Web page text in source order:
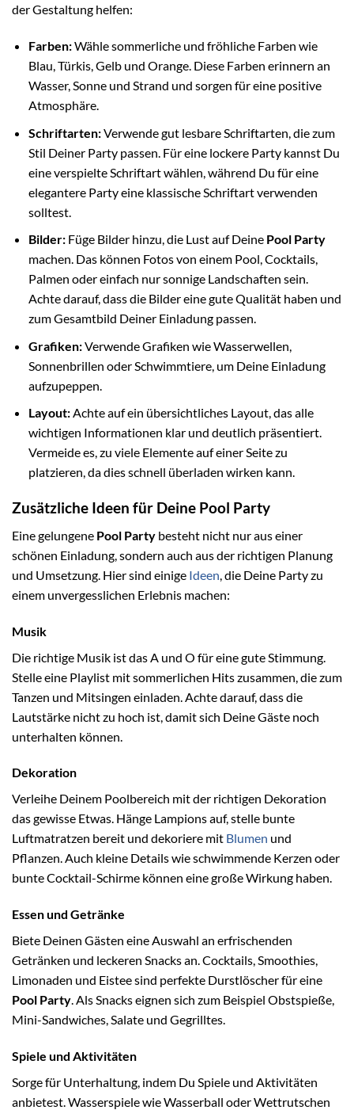
der Gestaltung helfen:
Farben:Wähle sommerliche und fröhliche Farben wie
Blau, Türkis, Gelb und Orange. Diese Farben erinnern an
Wasser, Sonne und Strand und sorgen für eine positive
Atmosphäre.
Schriftarten:Verwende gut lesbare Schriftarten, die zum
Stil Deiner Party passen. Für eine lockere Party kannst Du
eine verspielte Schriftart wählen, während Du für eine
elegantere Party eine klassische Schriftart verwenden
solltest.
Bilder:Füge Bilder hinzu, die Lust auf Deine Pool Party
machen. Das können Fotos von einem Pool, Cocktails,
Palmen oder einfach nur sonnige Landschaften sein.
Achte darauf, dass die Bilder eine gute Qualität haben und
zum Gesamtbild Deiner Einladung passen.
Grafiken:Verwende Grafiken wie Wasserwellen,
Sonnenbrillen oder Schwimmtiere, um Deine Einladung
aufzupeppen.
Layout:Achte auf ein übersichtliches Layout, das alle
wichtigen Informationen klar und deutlich präsentiert.
Vermeide es, zu viele Elemente auf einer Seite zu
platzieren, da dies schnell überladen wirken kann.
Zusätzliche Ideen für Deine Pool Party
Eine gelungene Pool Party besteht nicht nur aus einer
schönen Einladung, sondern auch aus der richtigen Planung
und Umsetzung. Hier sind einige Ideen , die Deine Party zu
einem unvergesslichen Erlebnis machen:
Musik
Die richtige Musik ist das A und O für eine gute Stimmung.
Stelle eine Playlist mit sommerlichen Hits zusammen, die zum
Tanzen und Mitsingen einladen. Achte darauf, dass die
Lautstärke nicht zu hoch ist, damit sich Deine Gäste noch
unterhalten können.
Dekoration
Verleihe Deinem Poolbereich mit der richtigen Dekoration
das gewisse Etwas. Hänge Lampions auf, stelle bunte
Luftmatratzen bereit und dekoriere mit Blumen und
Pflanzen. Auch kleine Details wie schwimmende Kerzen oder
bunte Cocktail-Schirme können eine große Wirkung haben.
Essen und Getränke
Biete Deinen Gästen eine Auswahl an erfrischenden
Getränken und leckeren Snacks an. Cocktails, Smoothies,
Limonaden und Eistee sind perfekte Durstlöscher für eine
Pool Party. Als Snacks eignen sich zum Beispiel Obstspieße,
Mini-Sandwiches, Salate und Gegrilltes.
Spiele und Aktivitäten
Sorge für Unterhaltung, indem Du Spiele und Aktivitäten
anbietest. Wasserspiele wie Wasserball oder Wettrutschen